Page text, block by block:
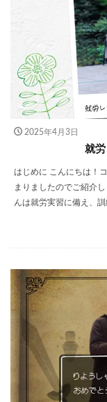
2025年4月3日
就
はじめに こんにちは！
まりましたのでご紹介
んは就労実習に備え、